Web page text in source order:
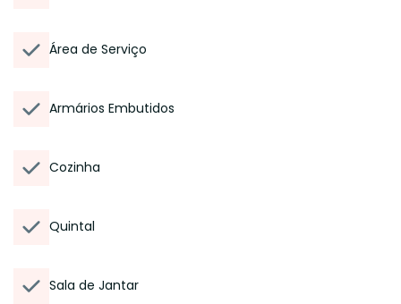
Área de Serviço
Armários Embutidos
Cozinha
Quintal
Sala de Jantar